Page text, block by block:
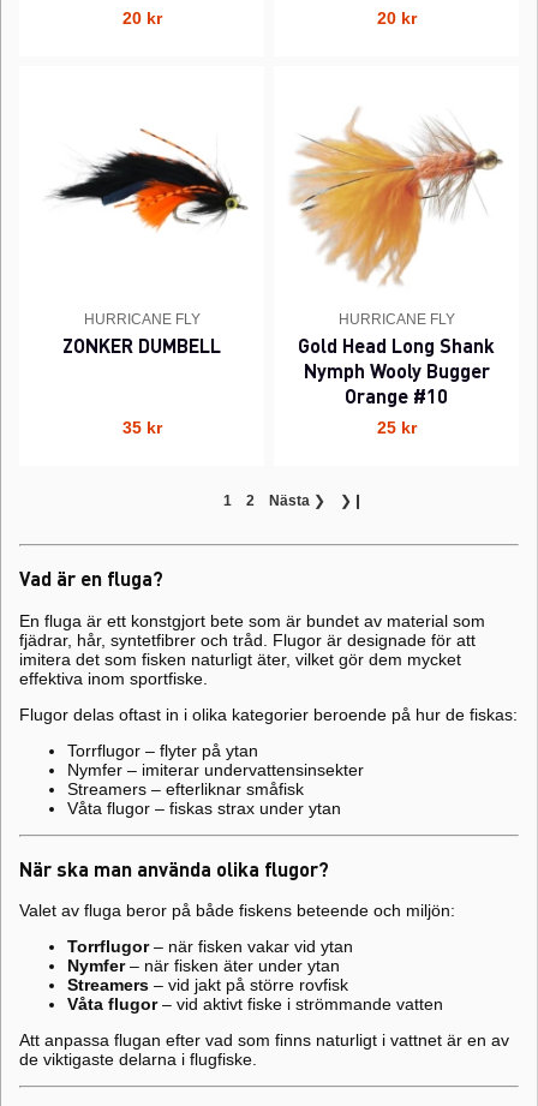
20 kr 20 kr
HURRICANE FLY
ZONKER DUMBELL
35 kr
HURRICANE FLY
Gold Head Long Shank
Nymph Wooly Bugger
Orange #10
25 kr
1 2 Nästa ❯ ❯❙
Vad är en fluga?
En fluga är ett konstgjort bete som är bundet av material som
fjädrar, hår, syntetfibrer och tråd. Flugor är designade för att
imitera det som fisken naturligt äter, vilket gör dem mycket
effektiva inom sportfiske.
Flugor delas oftast in i olika kategorier beroende på hur de fiskas:
Torrflugor – flyter på ytan
Nymfer – imiterar undervattensinsekter
Streamers – efterliknar småfisk
Våta flugor – fiskas strax under ytan
När ska man använda olika flugor?
Valet av fluga beror på både fiskens beteende och miljön:
Torrflugor– när fisken vakar vid ytan
Nymfer– när fisken äter under ytan
Streamers – vid jakt på större rovfisk
Våta flugor– vid aktivt fiske i strömmande vatten
Att anpassa flugan efter vad som finns naturligt i vattnet är en av
de viktigaste delarna i flugfiske.